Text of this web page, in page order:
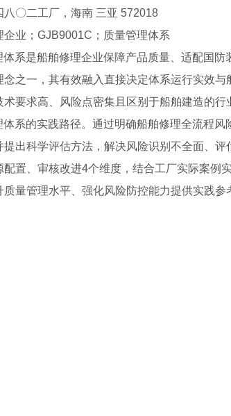
八〇二工厂，海南 三亚 572018
企业；GJB9001C；质量管理体系
系是船舶修理企业保障产品质量、适配国防
之一，其有效融入直接决定体系运行实效
要求高、风险点密集且区别于船舶建造的行
系的实践路径。通过明确船舶修理全流程
提出科学评估方法，解决风险识别不全面、
置、审核改进4个维度，结合工厂实际案例
量管理水平、强化风险防控能力提供实践参